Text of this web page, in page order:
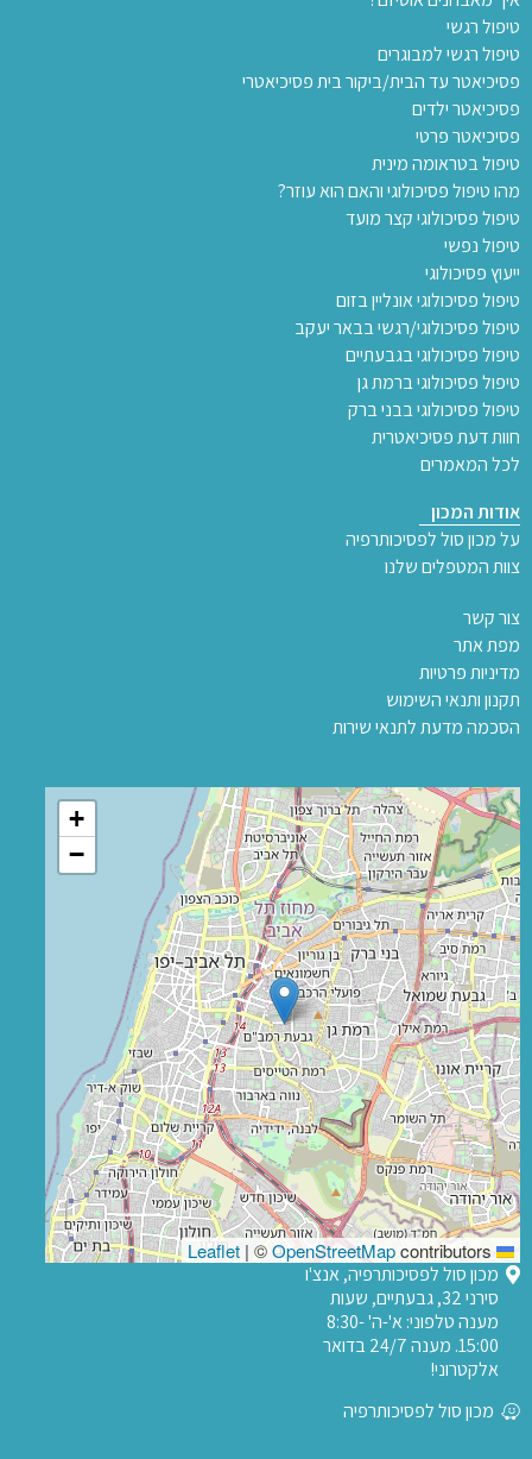
טיפול רגשי
טיפול רגשי למבוגרים
פסיכיאטר עד הבית/ביקור בית פסיכיאטרי
פסיכיאטר ילדים
פסיכיאטר פרטי
טיפול בטראומה מינית
מהו טיפול פסיכולוגי והאם הוא עוזר?
טיפול פסיכולוגי קצר מועד
טיפול נפשי
ייעוץ פסיכולוגי
טיפול פסיכולוגי אונליין בזום
טיפול פסיכולוגי/רגשי בבאר יעקב
טיפול פסיכולוגי בגבעתיים
טיפול פסיכולוגי ברמת גן
טיפול פסיכולוגי בבני ברק
חוות דעת פסיכיאטרית
לכל המאמרים
אודות המכון
על מכון סול לפסיכותרפיה
צוות המטפלים שלנו
צור קשר
מפת אתר
מדיניות פרטיות
תקנון ותנאי השימוש
הסכמה מדעת לתנאי שירות
+
−
| ©OpenStreetMapcontributors
מכון סול לפסיכותרפיה, אנצ'ו
סירני 32, גבעתיים, שעות
מענה טלפוני: א'-ה' 8:30-
15:00. מענה 24/7 בדואר
אלקטרוני!
מכון סול לפסיכותרפיה